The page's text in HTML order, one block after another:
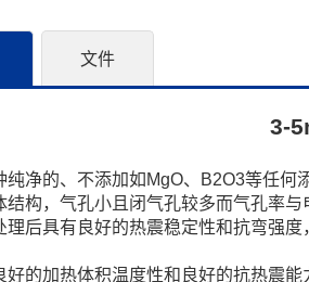
文件
3-
纯净的、不添加如MgO、B2O3等任
结构，气孔小且闭气孔较多而气孔率
理后具有良好的热震稳定性和抗弯强度
的加热体积温度性和良好的抗热震能